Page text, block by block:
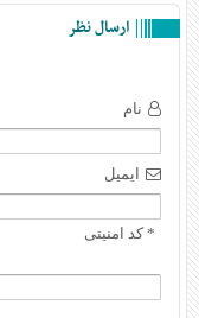
ارسال نظر
نام
ایمیل
* کد امنیتی